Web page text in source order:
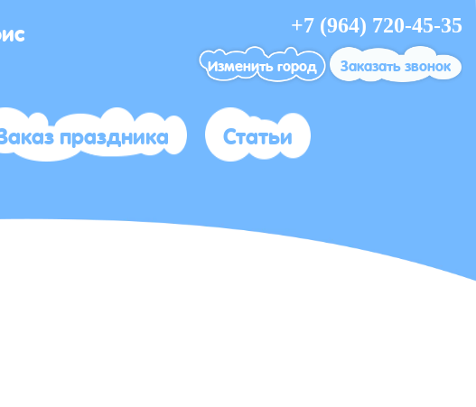
+7 (964) 720-45-35
Изменить город Заказать звонок
праздника Статьи